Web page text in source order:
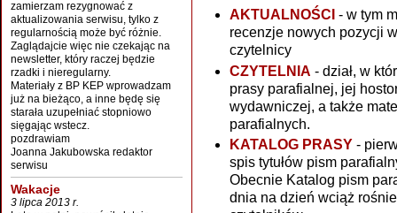
zamierzam rezygnować z
aktualizowania serwisu, tylko z
regularnością może być różnie.
Zaglądajcie więc nie czekając na
newsletter, który raczej będzie
rzadki i nieregularny.
Materiały z BP KEP wprowadzam
już na bieżąco, a inne będę się
starała uzupełniać stopniowo
sięgając wstecz.
pozdrawiam
Joanna Jakubowska redaktor
serwisu
Wakacje
3 lipca 2013 r.
AKTUALNOŚCI - w tym
recenzje nowych pozycji
czytelnicy
CZYTELNIA - dział, w
prasy parafialnej, jej
wydawniczej, a także
parafialnych.
KATALOG PRASY -
spis tytułów pism
Obecnie Katalog pism
dnia na dzień wciąż